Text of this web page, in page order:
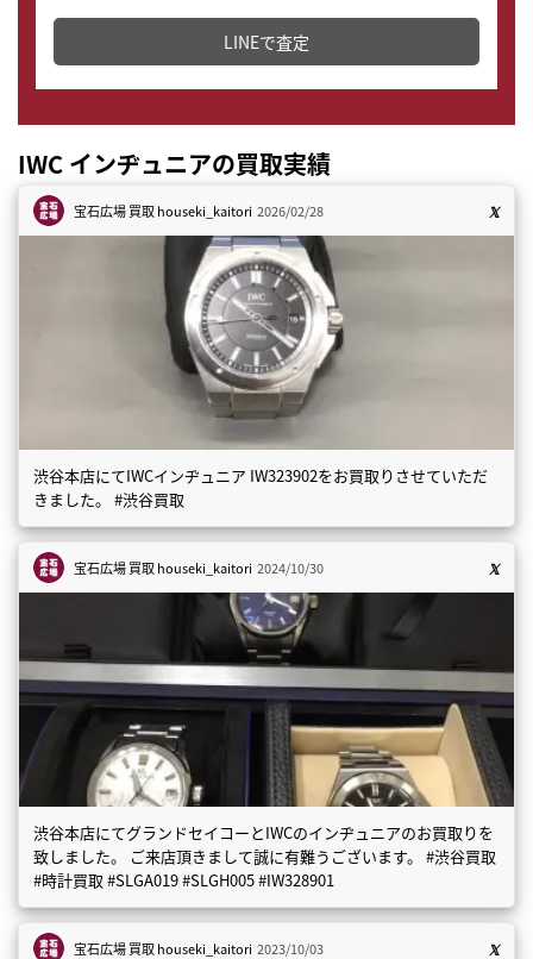
どこからでもすぐに査定金額を知ることが出来ます。
LINEで査定
IWC インヂュニアの買取実績
宝石広場 買取houseki_kaitori 2026/02/28
渋谷本店にてIWCインヂュニア IW323902をお買取りさせていただ
きました。 #渋谷買取
宝石広場 買取houseki_kaitori 2024/10/30
渋谷本店にてグランドセイコーとIWCのインヂュニアのお買取りを
致しました。 ご来店頂きまして誠に有難うございます。 #渋谷買取
#時計買取 #SLGA019 #SLGH005 #IW328901
宝石広場 買取houseki_kaitori 2023/10/03